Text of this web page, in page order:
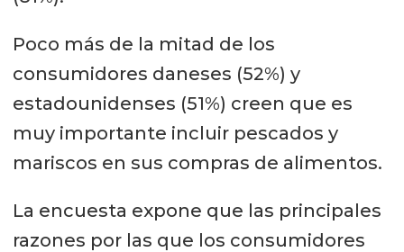
Poco más de la mitad de los
consumidores daneses (52%) y
estadounidenses (51%) creen que es
muy importante incluir pescados y
mariscos en sus compras de alimentos.
La encuesta expone que las principales
razones por las que los consumidores